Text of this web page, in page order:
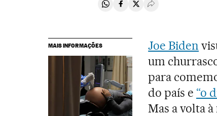
Compartir en Whatsapp
Compartir en Facebook
Compartir en Twitter
Desplegar Redes
MAIS INFORMAÇÕES Joe Biden
um
para
do país e “o
Mas a volta